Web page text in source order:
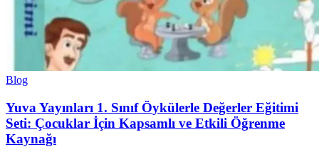
Blog
Yuva Yayınları 1. Sınıf Öykülerle Değerler Eğitimi
Seti: Çocuklar İçin Kapsamlı ve Etkili Öğrenme
Kaynağı